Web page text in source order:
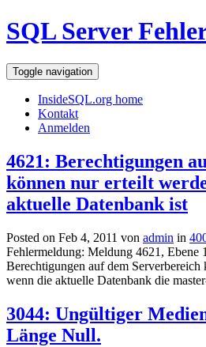
SQL Server
Toggle navigation
InsideSQL.org home
Kontakt
Anmelden
4621: Berechtigungen
können nur erteilt
aktuelle Datenbank ist
Posted on Feb 4, 2011 von admin in
Fehlermeldung: Meldung 4621, Ebene
Berechtigungen auf dem
wenn die aktuelle Datenbank die
3044: Ungültiger
Länge Null.